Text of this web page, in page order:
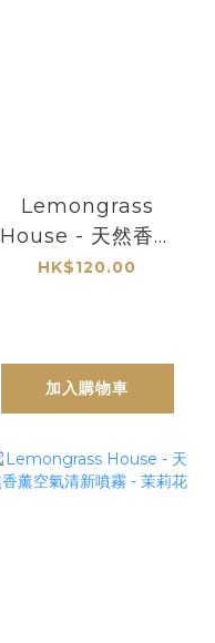
Lemongrass
House - 天然香薰
空氣清新噴霧 - 無
HK$120.00
加入購物車